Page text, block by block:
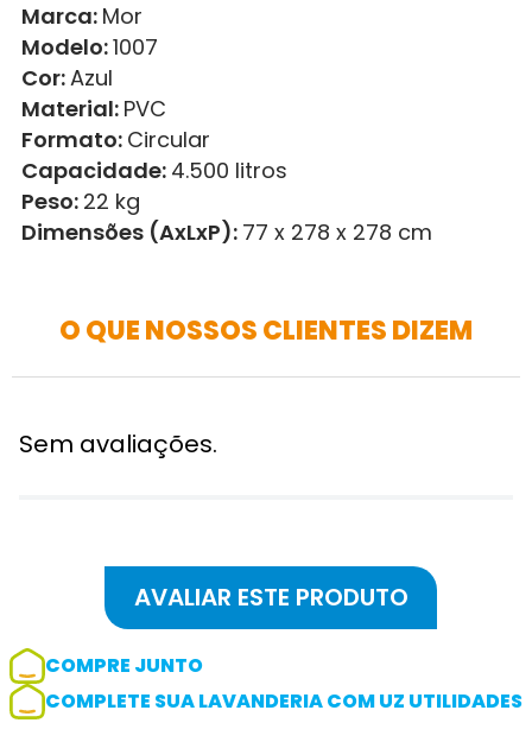
Marca: Mor
Modelo:1007
Cor:Azul
Material: PVC
Formato: Circular
Capacidade: 4.500 litros
Peso: 22 kg
Dimensões (AxLxP): 77 x 278 x 278 cm
O QUE NOSSOS CLIENTES DIZEM
Adicionar avaliação
Sem avaliações.
COMPRE JUNTO
COMPLETE SUA LAVANDERIA COM UZ UTILIDADES